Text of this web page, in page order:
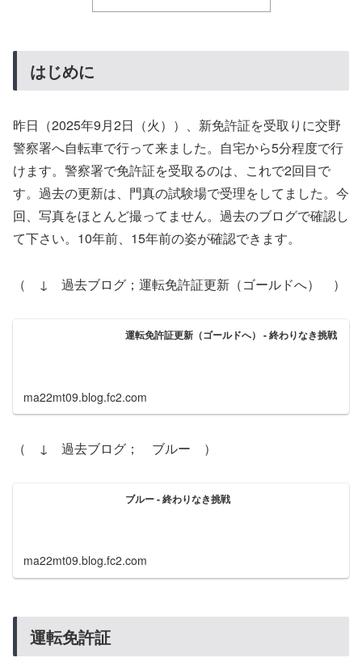
はじめに
昨日（2025年9月2日（火））、新免許証を受取りに交野
警察署へ自転車で行って来ました。自宅から5分程度で行
けます。警察署で免許証を受取るのは、これで2回目で
す。過去の更新は、門真の試験場で受理をしてました。今
回、写真をほとんど撮ってません。過去のブログで確認し
て下さい。10年前、15年前の姿が確認できます。
（ ↓ 過去ブログ；運転免許証更新（ゴールドへ） ）
運転免許証更新（ゴールドへ） - 終わりなき挑戦
ma22mt09.blog.fc2.com
（ ↓ 過去ブログ； ブルー ）
ブルー - 終わりなき挑戦
ma22mt09.blog.fc2.com
運転免許証